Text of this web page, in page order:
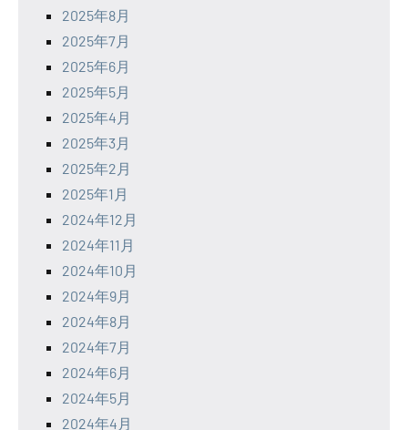
2025年8月
2025年7月
2025年6月
2025年5月
2025年4月
2025年3月
2025年2月
2025年1月
2024年12月
2024年11月
2024年10月
2024年9月
2024年8月
2024年7月
2024年6月
2024年5月
2024年4月